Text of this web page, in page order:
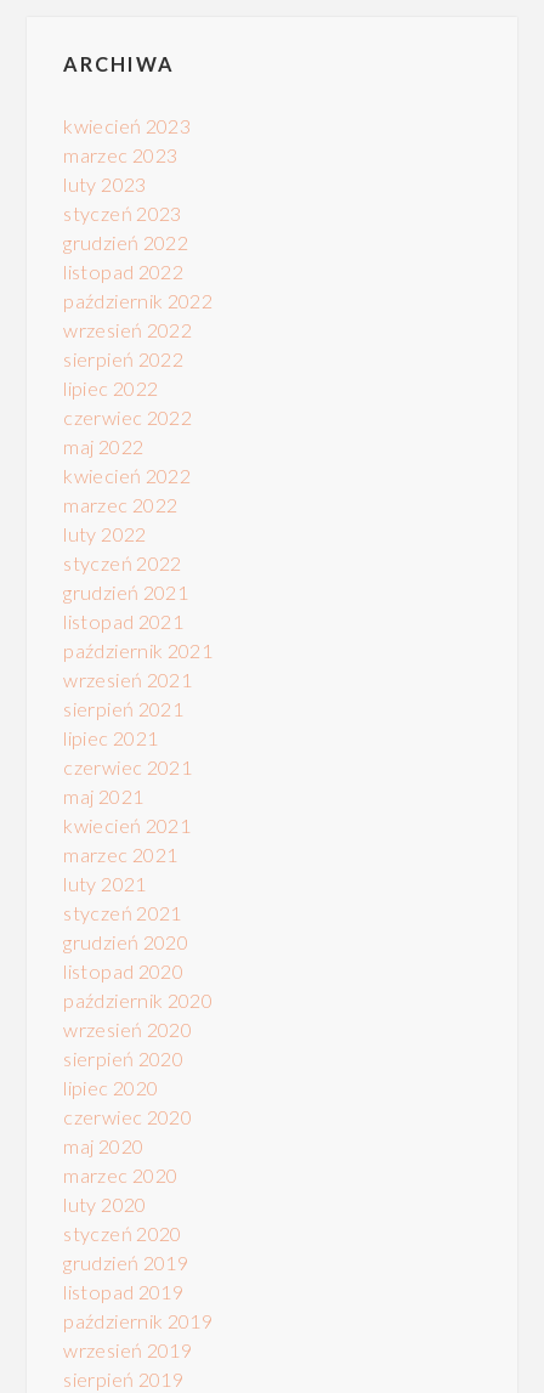
ARCHIWA
kwiecień 2023
marzec 2023
luty 2023
styczeń 2023
grudzień 2022
listopad 2022
październik 2022
wrzesień 2022
sierpień 2022
lipiec 2022
czerwiec 2022
maj 2022
kwiecień 2022
marzec 2022
luty 2022
styczeń 2022
grudzień 2021
listopad 2021
październik 2021
wrzesień 2021
sierpień 2021
lipiec 2021
czerwiec 2021
maj 2021
kwiecień 2021
marzec 2021
luty 2021
styczeń 2021
grudzień 2020
listopad 2020
październik 2020
wrzesień 2020
sierpień 2020
lipiec 2020
czerwiec 2020
maj 2020
marzec 2020
luty 2020
styczeń 2020
grudzień 2019
listopad 2019
październik 2019
wrzesień 2019
sierpień 2019